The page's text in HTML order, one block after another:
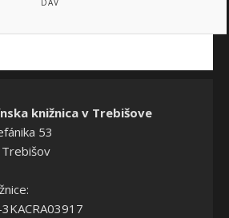
DAV
knižnica v Trebišove
53